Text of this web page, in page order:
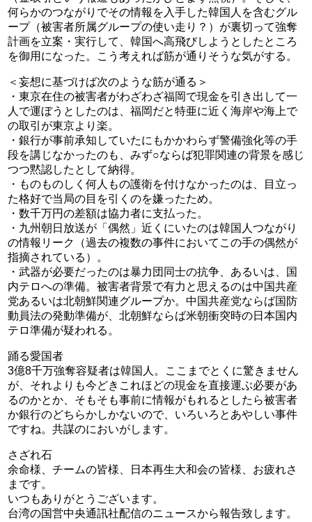
何らかのつながりでその情報を入手した韓国人を含むグル
ープ（被害者所属グループの使い走り？）が裏切って強奪
計画を立案・実行して、韓国へ高飛びしようとしたところ
を御用になった。こう考えれば筋が通りそうな気がする。
＜妄想に基づけば次のような筋が通る＞
・東京在住の被害者がわざわざ福岡で現金を引き出して一
人で運ぼうとしたのは、福岡だと特亜に近く海岸や海上で
の取引が東京より楽。
・銀行が事前承知していたにもかかわらず警備強化等の手
段を講じなかったのも、みず○ならば犯罪関連の背景を感じ
つつ黙認したとして納得。
・ものものしく何人もの護衛を付けなかったのは、目立っ
た格好で当局の目を引くのを嫌ったため。
・数千万円の差額は協力者に支払った。
・九州朝日放送が「偶然」近くにいたのは韓国人つながり
の情報リーク（過去の複数の事件においてこの手の偶然が
指摘されている）。
・武器が必要だったのは暴力団同士の抗争、あるいは、国
内テロへの準備。被害者背景で有力と思えるのは中国共産
党あるいは北朝鮮関連グループか。中国共産党ならば国防
動員法の発動準備が、北朝鮮ならば米朝衝突時の日本国内
テロ準備が疑われる。
踊る愛国者
3億8千万強奪容疑者は韓国人。ここまでとくに驚きません
が、それよりも今どきこれほどの現金を直接運ぶ必要があ
るのかとか、そもそも事前に情報がもれるとしたら被害者
か銀行のどちらかしかないので、いろいろとあやしい事件
ですね。共謀のにおいがします。
さざれ石
余命様、チームの皆様、日本再生大和会の皆様、お疲れさ
まです。
いつもありがとうございます。
台湾の国営中央通訊社配信のニュースから報告致します。